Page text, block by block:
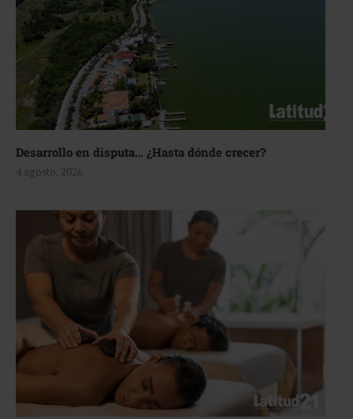
Desarrollo en disputa… ¿Hasta dónde crecer?
4 agosto, 2026